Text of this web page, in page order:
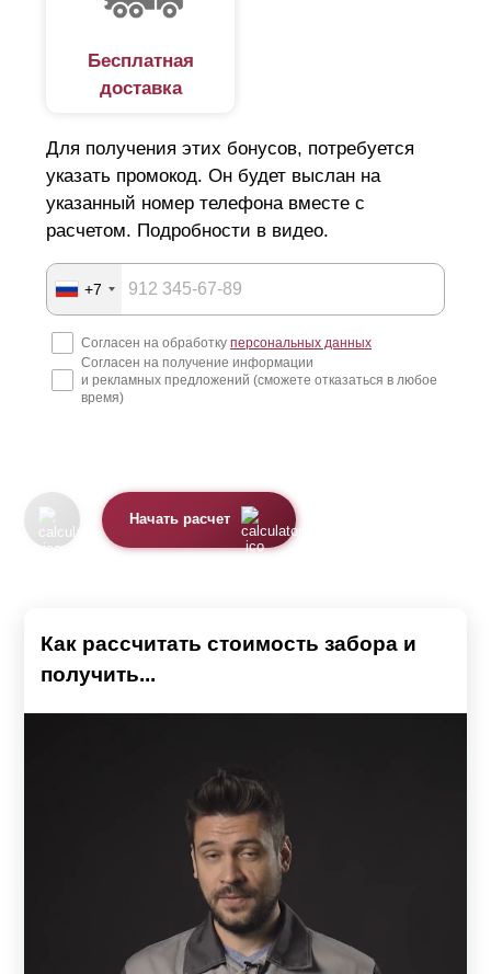
Бесплатная
доставка
Для получения этих бонусов, потребуется
указать промокод. Он будет выслан на
указанный номер телефона вместе с
расчетом. Подробности в видео.
+7
Согласен на обработку персональных данных
Согласен на получение информации
и рекламных предложений (сможете отказаться в любое
время)
Начать расчет
Как рассчитать стоимость забора и
получить...